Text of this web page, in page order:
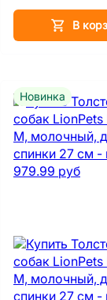
В
Новинка